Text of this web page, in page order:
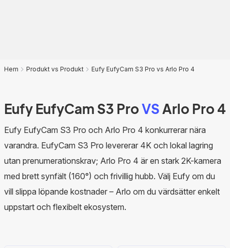
Hem Produkt vs Produkt Eufy EufyCam S3 Pro vs Arlo Pro 4
Eufy EufyCam S3 ProVSArlo Pro 4
Eufy EufyCam S3 Pro och Arlo Pro 4 konkurrerar nära
varandra. EufyCam S3 Pro levererar 4K och lokal lagring
utan prenumerationskrav; Arlo Pro 4 är en stark 2K-kamera
med brett synfält (160°) och frivillig hubb. Välj Eufy om du
vill slippa löpande kostnader – Arlo om du värdsätter enkelt
uppstart och flexibelt ekosystem.